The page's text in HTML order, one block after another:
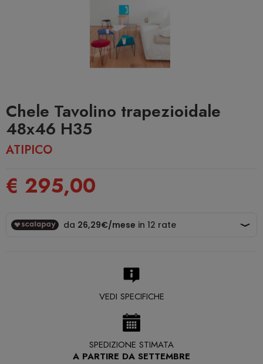
Chele Tavolino trapezioidale
48x46 H35
ATIPICO
€ 295,00
VEDI SPECIFICHE
SPEDIZIONE STIMATA
A PARTIRE DA SETTEMBRE